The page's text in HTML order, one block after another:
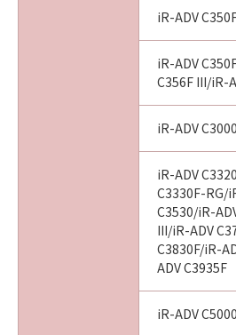
iR-ADV
iR-ADV
C356F III/iR-
iR-ADV
iR-ADV
C3330F-RG/
C3530/iR-
III/iR-ADV
C3830F/iR-
ADV C3935F
iR-ADV